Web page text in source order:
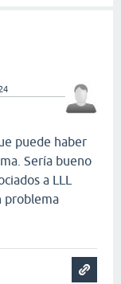
puede haber
Sería bueno
a LL L
problema